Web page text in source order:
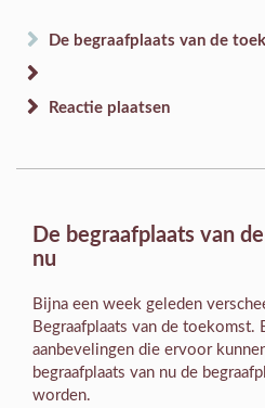
De begraafplaats van de
Reactie plaatsen
De begraafplaats van
nu
Bijna een week geleden
Begraafplaats van de toekomst.
aanbevelingen die ervoor
begraafplaats van nu de
worden.